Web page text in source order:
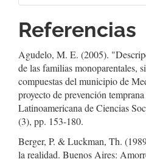
Referencias
Agudelo, M. E. (2005).
de las familias monoparentales,
compuestas del municipio de
proyecto de prevención
Latinoamericana de Ciencias
(3), pp. 153-180.
Berger, P. & Luckman, Th.
la realidad. Buenos Aires: